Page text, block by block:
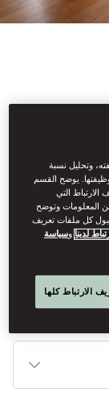
This large junior
a large open
area. It
وتحليل نسبة
يوضح القسم
الارتباط التي
المعلومات وتوضح
كل ملفات تعريف
لدينا وسياسة
الارتباط كلها